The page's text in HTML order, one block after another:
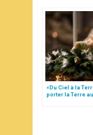
«Du Ciel à la
porter la Terre